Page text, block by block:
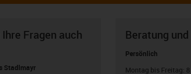
Fragen auch
Stadlmayr
Beratung
Persönlich
Montag bis Freitag: